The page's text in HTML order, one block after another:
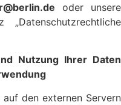
oder unsere
Nutzung Ihrer Daten
den externen Servern